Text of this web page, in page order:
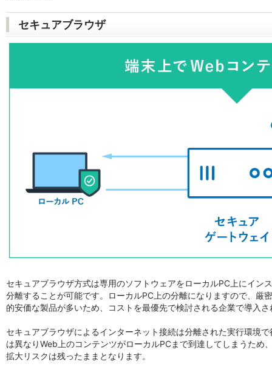
セキュアブラウザ
セキュアブラウザ方式は専用のソフトウェアをローカルPC上にイン
分離することが可能です。ローカルPC上の分離になりますので、厳
的安価な製品が多いため、コストを最優先で検討される企業で導入
セキュアブラウザによるインターネット接続は分離された実行環境
は異なりWeb上のコンテンツがローカルPCまで到達してしまうため
拡大リスクは残ったままとなります。